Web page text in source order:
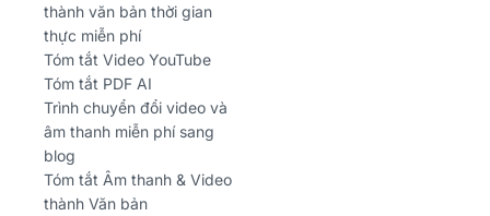
thành văn bản thời gian
thực miễn phí
Tóm tắt Video YouTube
Tóm tắt PDF AI
Trình chuyển đổi video và
âm thanh miễn phí sang
blog
Tóm tắt Âm thanh & Video
thành Văn bản